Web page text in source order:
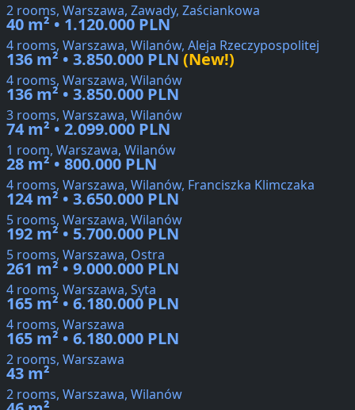
2 rooms, Warszawa, Zawady, Zaściankowa
40 m² • 1.120.000 PLN
4 rooms, Warszawa, Wilanów, Aleja Rzeczypospolitej
136 m² • 3.850.000 PLN (New!)
4 rooms, Warszawa, Wilanów
136 m² • 3.850.000 PLN
3 rooms, Warszawa, Wilanów
74 m² • 2.099.000 PLN
1 room, Warszawa, Wilanów
28 m² • 800.000 PLN
4 rooms, Warszawa, Wilanów, Franciszka Klimczaka
124 m² • 3.650.000 PLN
5 rooms, Warszawa, Wilanów
192 m² • 5.700.000 PLN
5 rooms, Warszawa, Ostra
261 m² • 9.000.000 PLN
4 rooms, Warszawa, Syta
165 m² • 6.180.000 PLN
4 rooms, Warszawa
165 m² • 6.180.000 PLN
2 rooms, Warszawa
43 m²
2 rooms, Warszawa, Wilanów